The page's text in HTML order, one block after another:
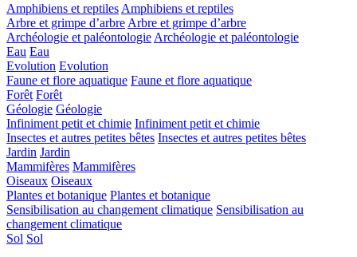
Amphibiens et reptiles Amphibiens et reptiles
Arbre et grimpe d’arbre Arbre et grimpe d’arbre
Archéologie et paléontologie Archéologie et paléontologie
Eau Eau
Evolution Evolution
Faune et flore aquatique Faune et flore aquatique
Forêt Forêt
Géologie Géologie
Infiniment petit et chimie Infiniment petit et chimie
Insectes et autres petites bêtes Insectes et autres petites bêtes
Jardin Jardin
Mammifères Mammifères
Oiseaux Oiseaux
Plantes et botanique Plantes et botanique
Sensibilisation au changement climatique Sensibilisation au
changement climatique
Sol Sol